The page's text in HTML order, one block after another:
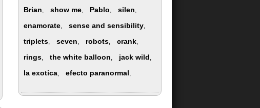
Brian, show me, Pablo, silen,
enamorate, sense and sensibility,
triplets, seven, robots, crank,
rings, the white balloon, jack wild,
la exotica, efecto paranormal,